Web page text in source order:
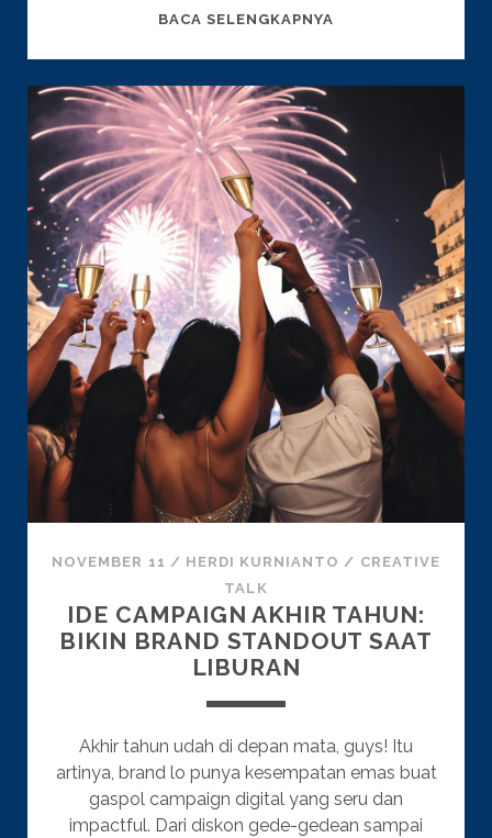
BACA SELENGKAPNYA
SEO
NOVEMBER 11 / HERDI KURNIANTO / CREATIVE
TALK
IDE CAMPAIGN AKHIR TAHUN:
BIKIN BRAND STANDOUT SAAT
LIBURAN
Akhir tahun udah di depan mata, guys! Itu
artinya, brand lo punya kesempatan emas buat
gaspol campaign digital yang seru dan
impactful. Dari diskon gede-gedean sampai